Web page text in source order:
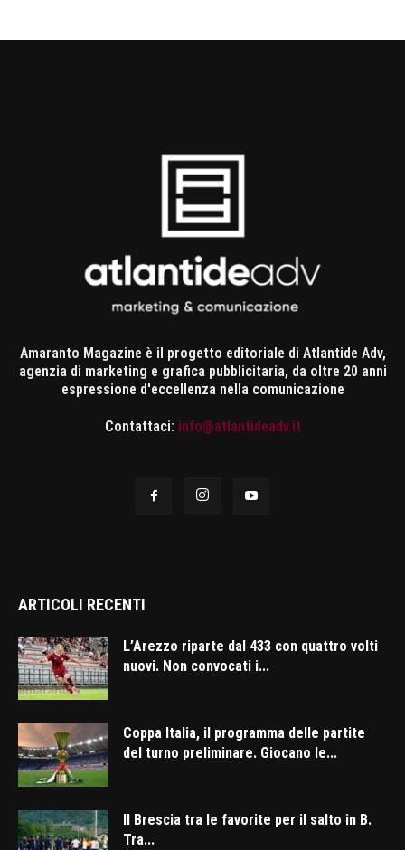
Amaranto Magazine è il progetto editoriale di Atlantide Adv,
agenzia di marketing e grafica pubblicitaria, da oltre 20 anni
espressione d'eccellenza nella comunicazione
Contattaci: info@atlantideadv.it
ARTICOLI RECENTI
L’Arezzo riparte dal 433 con quattro volti
nuovi. Non convocati i...
Coppa Italia, il programma delle partite
del turno preliminare. Giocano le...
Il Brescia tra le favorite per il salto in B.
Tra...